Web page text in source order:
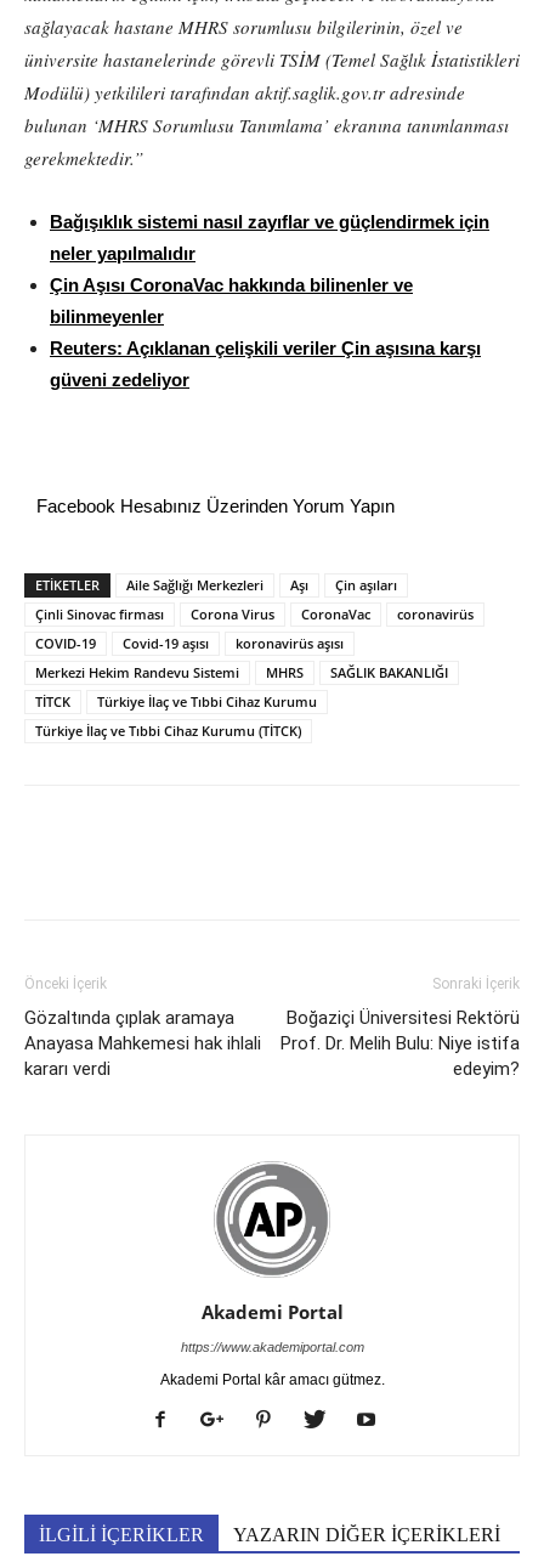
sağlayacak hastane MHRS sorumlusu bilgilerinin, özel ve
üniversite hastanelerinde görevli TSİM (Temel Sağlık İstatistikleri
Modülü) yetkilileri tarafından aktif.saglik.gov.tr adresinde
bulunan ‘MHRS Sorumlusu Tanımlama’ ekranına tanımlanması
gerekmektedir.”
Bağışıklık sistemi nasıl zayıflar ve güçlendirmek için
neler yapılmalıdır
Çin Aşısı CoronaVac hakkında bilinenler ve
bilinmeyenler
Reuters: Açıklanan çelişkili veriler Çin aşısına karşı
güveni zedeliyor
Facebook Hesabınız Üzerinden Yorum Yapın
ETİKETLER Aile Sağlığı Merkezleri Aşı
Çin aşıları
Çinli Sinovac firması
Corona Virus CoronaVac
coronavirüs
COVID-19
Covid-19 aşısı
koronavirüs aşısı
Merkezi Hekim Randevu Sistemi
MHRS
SAĞLIK BAKANLIĞI
TİTCK
Türkiye İlaç ve Tıbbi Cihaz Kurumu
Türkiye İlaç ve Tıbbi Cihaz Kurumu (TİTCK)
Önceki İçerik
Gözaltında çıplak aramaya
Anayasa Mahkemesi hak ihlali
kararı verdi
Sonraki İçerik
Boğaziçi Üniversitesi Rektörü
Prof. Dr. Melih Bulu: Niye istifa
edeyim?
Akademi Portal
https://www.akademiportal.com
Akademi Portal kâr amacı gütmez.
İLGİLİ İÇERİKLER YAZARIN DİĞER İÇERİKLERİ